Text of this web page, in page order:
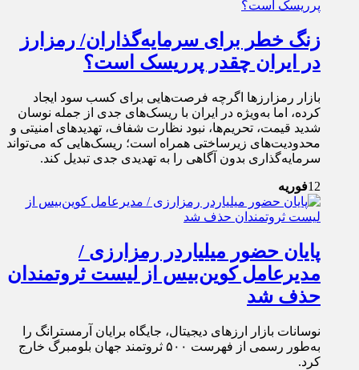
زنگ خطر برای سرمایه‌گذاران/ رمزارز
در ایران چقدر پرریسک است؟
بازار رمزارز‌ها اگرچه فرصت‌هایی برای کسب سود ایجاد
کرده، اما به‌ویژه در ایران با ریسک‌های جدی از جمله نوسان
شدید قیمت، تحریم‌ها، نبود نظارت شفاف، تهدید‌های امنیتی و
محدودیت‌های زیرساختی همراه است؛ ریسک‌هایی که می‌تواند
سرمایه‌گذاری بدون آگاهی را به تهدیدی جدی تبدیل کند.
12فوریه
پایان حضور میلیاردر رمزارزی /
مدیرعامل کوین‌بیس از لیست ثروتمندان
حذف شد
نوسانات بازار ارزهای دیجیتال، جایگاه برایان آرمسترانگ را
به‌طور رسمی از فهرست ۵۰۰ ثروتمند جهان بلومبرگ خارج
کرد.